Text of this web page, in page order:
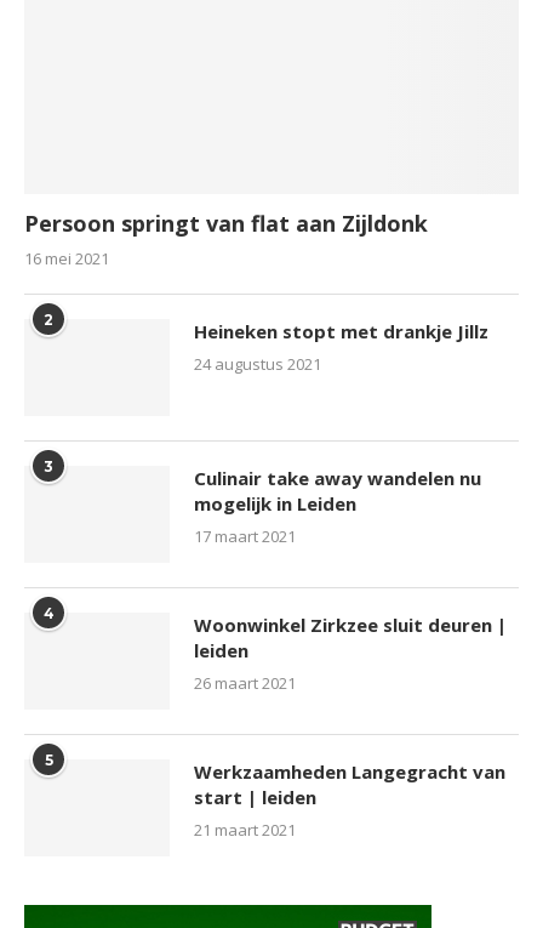
Persoon springt van flat aan Zijldonk
16 mei 2021
2 Heineken stopt met drankje Jillz
24 augustus 2021
3
Culinair take away wandelen nu
mogelijk in Leiden
17 maart 2021
4
Woonwinkel Zirkzee sluit deuren |
leiden
26 maart 2021
5
Werkzaamheden Langegracht van
start | leiden
21 maart 2021